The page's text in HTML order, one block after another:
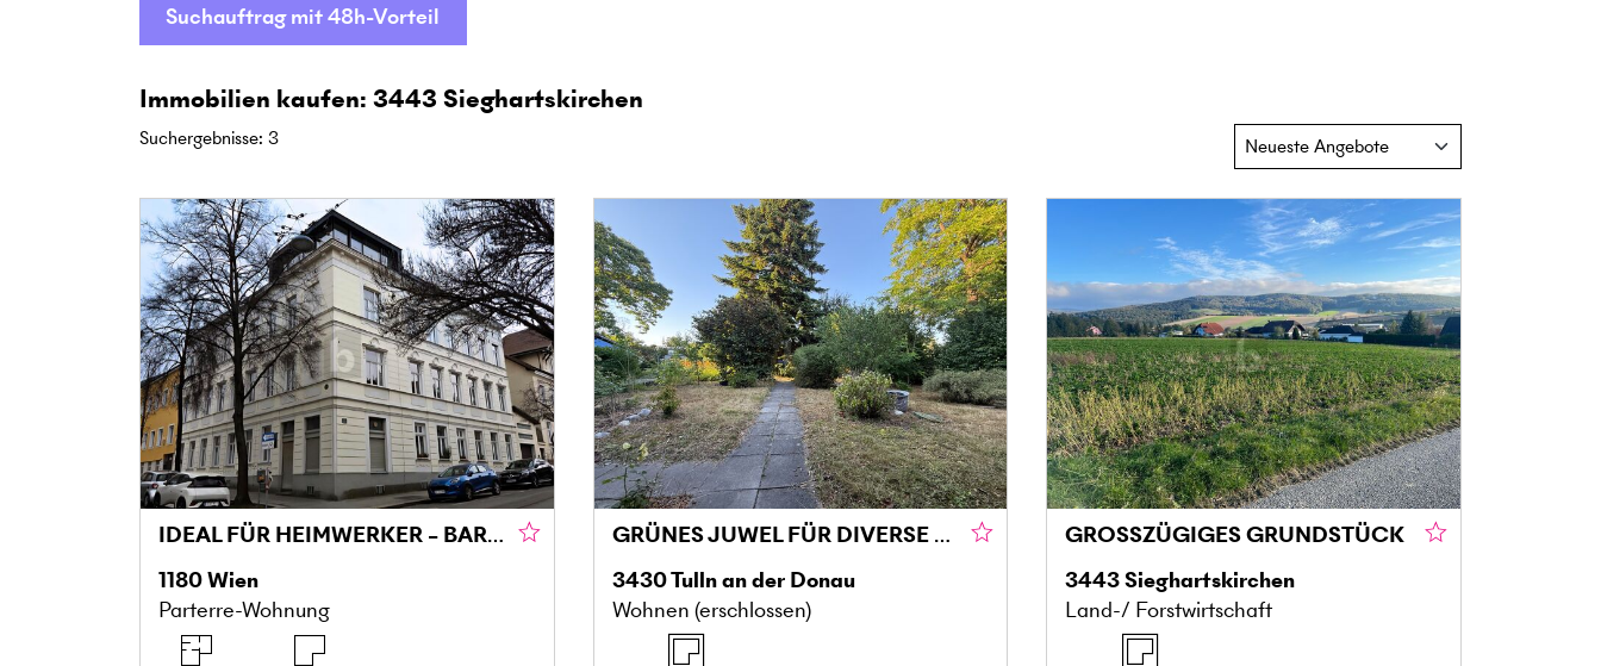
Suchauftrag mit 48h-Vorteil
Immobilien kaufen: 3443 Sieghartskirchen
Suchergebnisse: 3
IDEAL FÜR HEIMWERKER – BARRIEREFREI MIT VIELSEITIGEN NUTZUNGSMÖGLICHKEITEN IN GERSTHOF
1180Wien
Parterre-Wohnung
GRÜNES JUWEL FÜR DIVERSE BAUVORHABEN
3430Tulln an der Donau
Wohnen (erschlossen)
GROSSZÜGIGES GRUNDSTÜCK
3443Sieghartskirchen
Land-/ Forstwirtschaft